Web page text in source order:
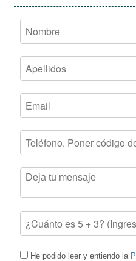
He podido leer y entiendo la